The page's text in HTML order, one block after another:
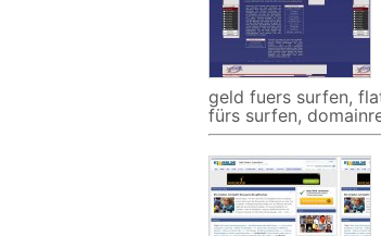
geld fuers surfen,
fürs surfen,